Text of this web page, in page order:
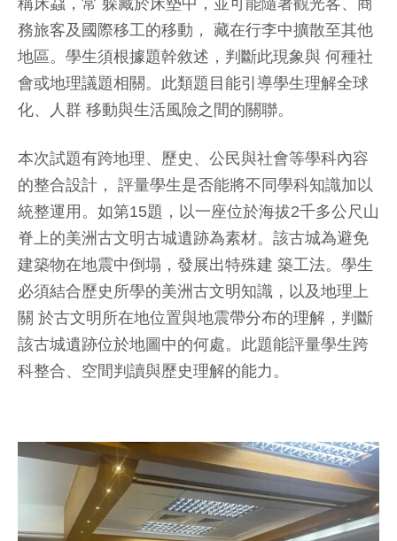
稱床蝨，常 躲藏於床墊中，並可能隨著觀光客、商
務旅客及國際移工的移動， 藏在行李中擴散至其他
地區。學生須根據題幹敘述，判斷此現象與 何種社
會或地理議題相關。此類題目能引導學生理解全球
化、人群 移動與生活風險之間的關聯。
本次試題有跨地理、歷史、公民與社會等學科內容
的整合設計， 評量學生是否能將不同學科知識加以
統整運用。如第15題，以一座位於海拔2千多公尺山
脊上的美洲古文明古城遺跡為素材。該古城為避免
建築物在地震中倒塌，發展出特殊建 築工法。學生
必須結合歷史所學的美洲古文明知識，以及地理上
關 於古文明所在地位置與地震帶分布的理解，判斷
該古城遺跡位於地圖中的何處。此題能評量學生跨
科整合、空間判讀與歷史理解的能力。